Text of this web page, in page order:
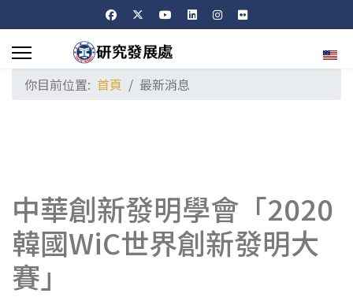
選擇
你目前位置: 首頁 最新消息
中華創新發明學會「2020
韓國WiC世界創新發明大
賽」